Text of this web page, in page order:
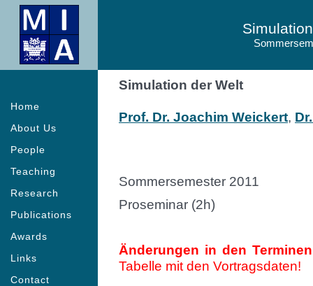
Home
About Us
People
Teaching
Research
Publications
Awards
Links
Contact
Simulation der Welt
Prof. Dr. Joachim Weickert,
Sommersemester 2011
Proseminar (2h)
Änderungen in den
Tabelle mit den Vortragsdaten!